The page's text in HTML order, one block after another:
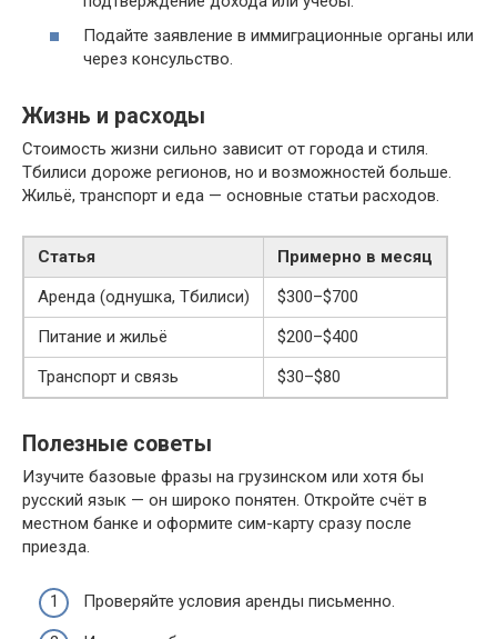
Подайте заявление в иммиграционные органы или
через консульство.
Жизнь и расходы
Стоимость жизни сильно зависит от города и стиля.
Тбилиси дороже регионов, но и возможностей больше.
Жильё, транспорт и еда — основные статьи расходов.
Статья
Примерно в месяц
Аренда (однушка, Тбилиси)
$300–$700
Питание и жильё
$200–$400
Транспорт и связь
$30–$80
Полезные советы
Изучите базовые фразы на грузинском или хотя бы
русский язык — он широко понятен. Откройте счёт в
местном банке и оформите сим-карту сразу после
приезда.
Проверяйте условия аренды письменно.